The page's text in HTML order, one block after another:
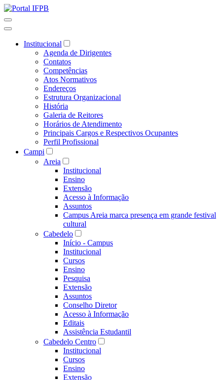
Institucional
Agenda de Dirigentes
Contatos
Competências
Atos Normativos
Endereços
Estrutura Organizacional
História
Galeria de Reitores
Horários de Atendimento
Principais Cargos e Respectivos Ocupantes
Perfil Profissional
Campi
Areia
Institucional
Ensino
Extensão
Acesso à Informação
Assuntos
Campus Areia marca presença em grande festival
cultural
Cabedelo
Início - Campus
Institucional
Cursos
Ensino
Pesquisa
Extensão
Assuntos
Conselho Diretor
Acesso à Informação
Editais
Assistência Estudantil
Cabedelo Centro
Institucional
Cursos
Ensino
Extensão